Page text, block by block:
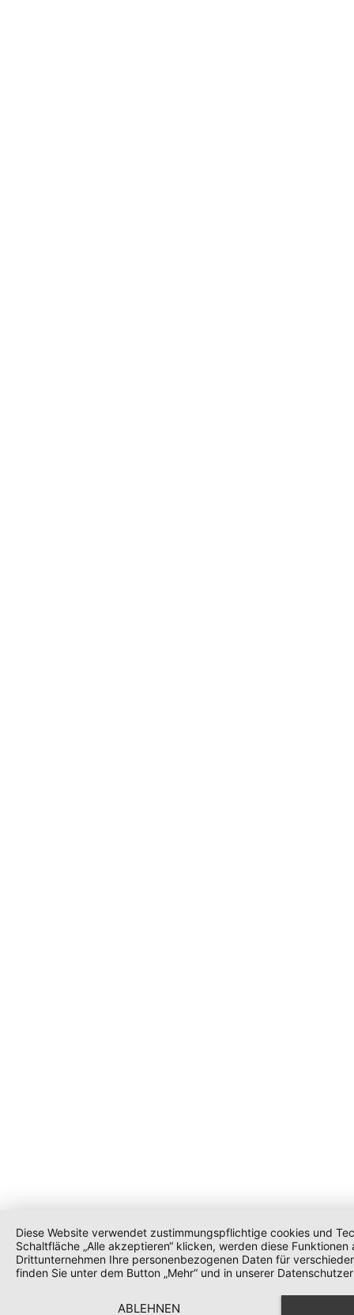
Diese Website verwendet zustimmungspflichtige cookies und
Schaltfläche „Alle akzeptieren“ klicken, werden diese
Drittunternehmen Ihre personenbezogenen Daten für
finden Sie unter dem Button „Mehr“ und in unserer
ABLEHNEN